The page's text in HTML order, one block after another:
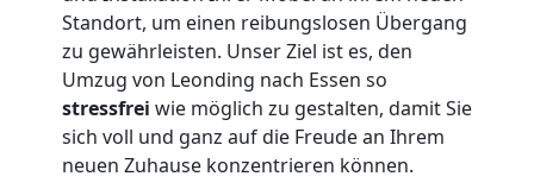
Standort, um einen reibungslosen Übergang
zu gewährleisten. Unser Ziel ist es, den
Umzug von Leonding nach Essen so
stressfrei wie möglich zu gestalten, damit Sie
sich voll und ganz auf die Freude an Ihrem
neuen Zuhause konzentrieren können.
Umzug
für
Senioren